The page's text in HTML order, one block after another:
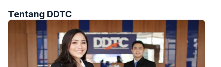
Tentang DDTC